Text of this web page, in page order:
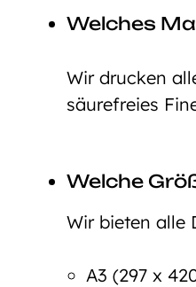
Welches
Wir drucken
säurefreies
Welche
Wir bieten alle
A3 (297 x